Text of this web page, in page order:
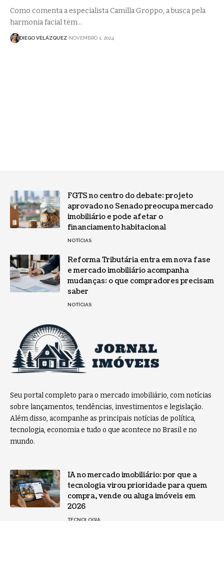
Como comenta a especialista Camilla Groppo, a busca pela
harmonia facial tem…
DIEGO VELÁZQUEZ NOVEMBRO 1, 2024
FGTS no centro do debate: projeto
aprovado no Senado preocupa mercado
imobiliário e pode afetar o
financiamento habitacional
NOTÍCIAS
Reforma Tributária entra em nova fase
e mercado imobiliário acompanha
mudanças: o que compradores precisam
saber
NOTÍCIAS
Seu portal completo para o mercado imobiliário, com notícias
sobre lançamentos, tendências, investimentos e legislação.
Além disso, acompanhe as principais notícias de política,
tecnologia, economia e tudo o que acontece no Brasil e no
mundo.
IA no mercado imobiliário: por que a
tecnologia virou prioridade para quem
compra, vende ou aluga imóveis em
2026
TECNOLOGIA